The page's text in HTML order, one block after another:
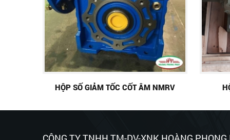
HỘP SỐ GIẢM TỐC CỐT ÂM NMRV